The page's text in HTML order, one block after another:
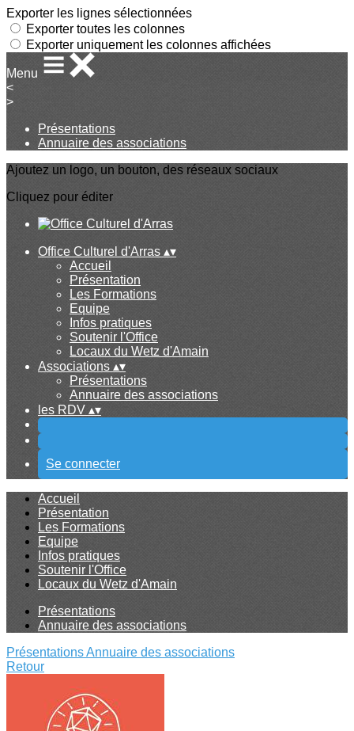
Exporter les lignes sélectionnées
Exporter toutes les colonnes
Exporter uniquement les colonnes affichées
Menu
<
>
Présentations
Annuaire des associations
Ajoutez un logo, un bouton, des réseaux sociaux
Cliquez pour éditer
Office Culturel d'Arras ▴▾
Accueil
Présentation
Les Formations
Equipe
Infos pratiques
Soutenir l'Office
Locaux du Wetz d'Amain
Associations ▴▾
Présentations
Annuaire des associations
les RDV ▴▾
Se connecter
Accueil
Présentation
Les Formations
Equipe
Infos pratiques
Soutenir l'Office
Locaux du Wetz d'Amain
Présentations
Annuaire des associations
PrésentationsAnnuaire des associations
Retour